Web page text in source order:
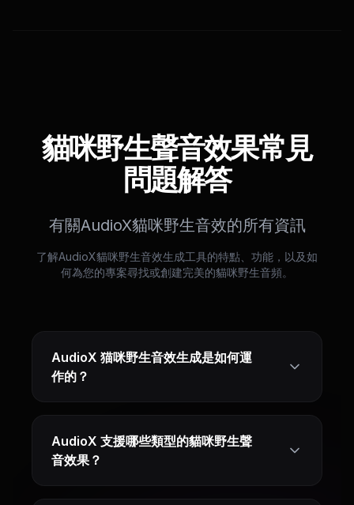
貓咪野生聲音效果常見
問題解答
有關AudioX貓咪野生音效的所有資訊
了解AudioX貓咪野生音效生成工具的特點、功能，以及如
何為您的專案尋找或創建完美的貓咪野生音頻。
AudioX 猫咪野生音效生成是如何運
作的？
AudioX 支援哪些類型的貓咪野生聲
音效果？